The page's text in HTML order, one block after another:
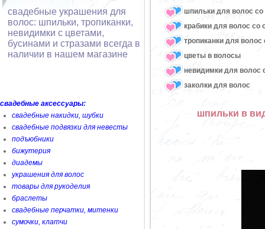
свадебные украшения для
волос: шпильки, тропиканки,
невидимки с цветами,
бусинами и стразами всегда в
наличии в нашем магазине
свадебные аксессуары:
свадебные накидки, шубки
свадебные подвязки для невесты
подъюбники
бижутерия
диадемы
украшения для волос
товары для рукоделия
браслеты
свадебные перчатки, митенки
сумочки, клатчи
шпильки для волос со
крабики для волос со
тропиканки для
цветы в волосы
невидимки для волос
заколки для волос
шпильки в